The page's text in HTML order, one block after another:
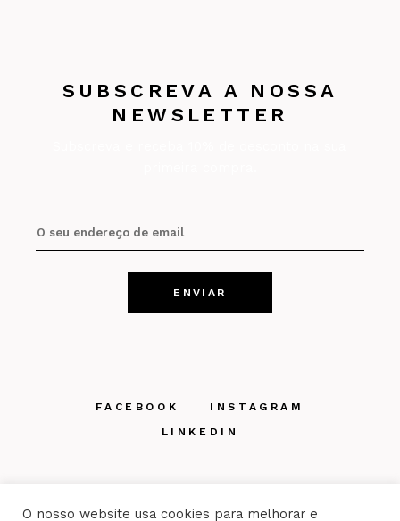
SUBSCREVA A NOSSA
NEWSLETTER
FACEBOOK
INSTAGRAM
LINKEDIN
O nosso website usa cookies para melhorar e